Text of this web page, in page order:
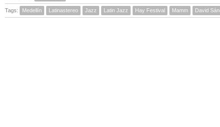
Tags: Medellín Latinastereo Jazz Latin Jazz Hay Festival Mamm David